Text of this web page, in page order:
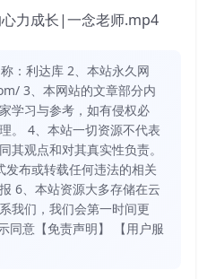
力成长|一念老师.mp4
：利达库 2、本站永久网
3、本网站的文章部分内
学习与参考，如有侵权必
。 4、本站一切资源不代表
其观点和对其真实性负责。
布或转载任何违法的相关
6、本站资源大多存储在云
我们，我们会第一时间更
同意【免责声明】 【用户服